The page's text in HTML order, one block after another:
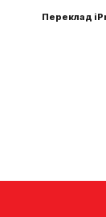
Переклад